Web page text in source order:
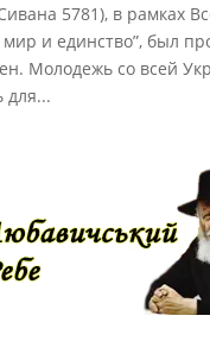
5781), в рамках
мир и единство”, был
Молодежь со всей
для...